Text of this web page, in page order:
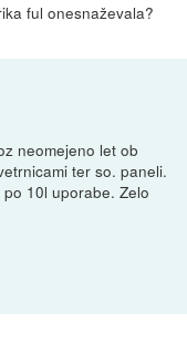
ful onesnaževala?
neomejeno let ob
ter so. paneli.
10l uporabe. Zelo